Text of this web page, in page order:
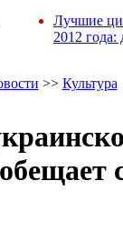
Лучшие
2012 года:
>> Культура